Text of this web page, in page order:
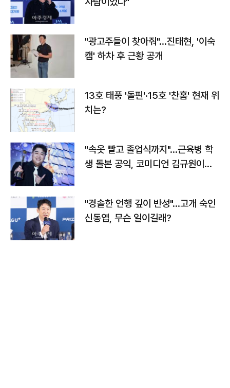
"광고주들이 찾아줘"…진태현, '이숙
캠' 하차 후 근황 공개
13호 태풍 '돌핀'·15호 '찬홈' 현재 위
치는?
"속옷 빨고 졸업식까지"…근육병 학
생 돌본 공익, 코미디언 김규원이었
"경솔한 언행 깊이 반성"…고개 숙인
신동엽, 무슨 일이길래?